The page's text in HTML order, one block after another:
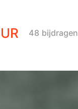
bijdragen
48